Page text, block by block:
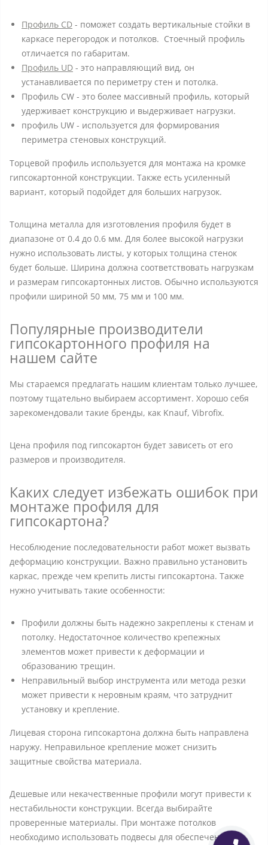
Профиль CD - поможет создать вертикальные стойки в
каркасе перегородок и потолков. Стоечный профиль
отличается по габаритам.
Профиль UD - это направляющий вид, он
устанавливается по периметру стен и потолка.
Профиль CW - это более массивный профиль, который
удерживает конструкцию и выдерживает нагрузки.
профиль UW - используется для формирования
периметра стеновых конструкций.
Торцевой профиль используется для монтажа на кромке
гипсокартонной конструкции. Также есть усиленный
вариант, который подойдет для больших нагрузок.
Толщина металла для изготовления профиля будет в
диапазоне от 0.4 до 0.6 мм. Для более высокой нагрузки
нужно использовать листы, у которых толщина стенок
будет больше. Ширина должна соответствовать нагрузкам
и размерам гипсокартонных листов. Обычно используются
профили шириной 50 мм, 75 мм и 100 мм.
Популярные производители
гипсокартонного профиля на
нашем сайте
Мы стараемся предлагать нашим клиентам только лучшее,
поэтому тщательно выбираем ассортимент. Хорошо себя
зарекомендовали такие бренды, как Knauf, Vibrofix.
Цена профиля под гипсокартон будет зависеть от его
размеров и производителя.
Каких следует избежать ошибок при
монтаже профиля для
гипсокартона?
Несоблюдение последовательности работ может вызвать
деформацию конструкции. Важно правильно установить
каркас, прежде чем крепить листы гипсокартона. Также
нужно учитывать такие особенности:
Профили должны быть надежно закреплены к стенам и
потолку. Недостаточное количество крепежных
элементов может привести к деформации и
образованию трещин.
Неправильный выбор инструмента или метода резки
может привести к неровным краям, что затруднит
установку и крепление.
Лицевая сторона гипсокартона должна быть направлена
наружу. Неправильное крепление может снизить
защитные свойства материала.
Дешевые или некачественные профили могут привести к
нестабильности конструкции. Всегда выбирайте
проверенные материалы. При монтаже потолков
необходимо использовать подвесы для обеспечения